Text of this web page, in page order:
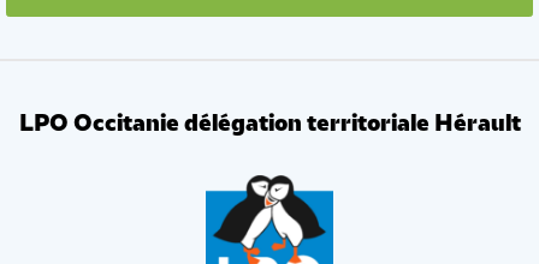
LPO Occitanie délégation territoriale Hérault